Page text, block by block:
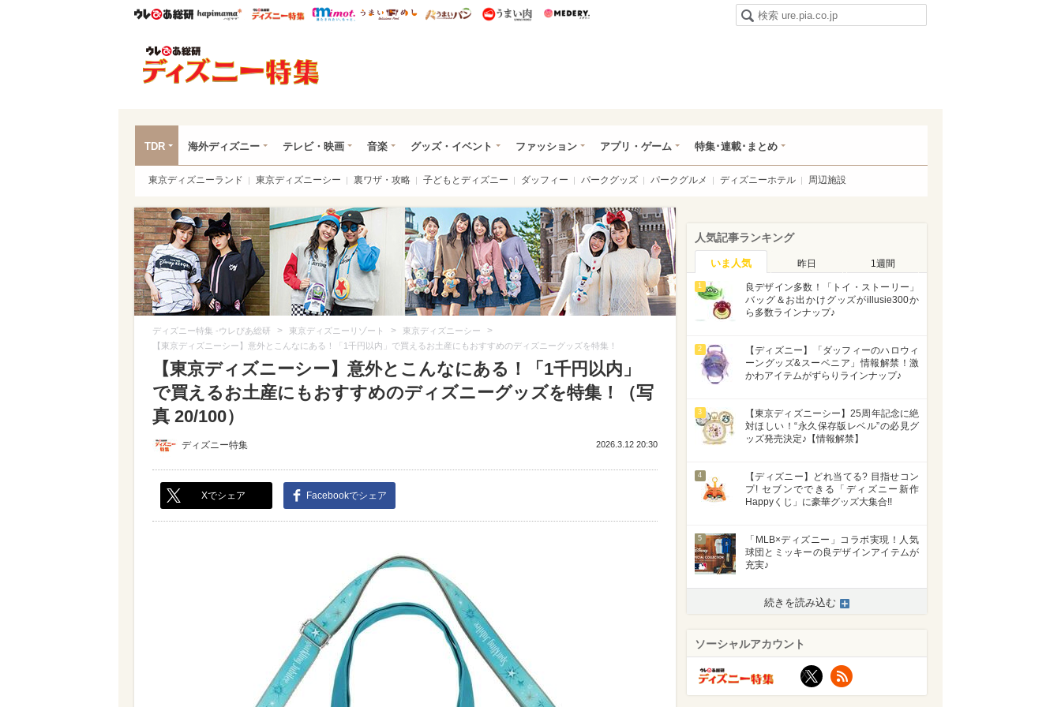
ウレぴあ総研ハピママ* ウレぴあ総研 ディズニー特集
mimot. うまいめし うまいパン うまい肉
TDR 海外ディズニー テレビ・映画 音楽 グッズ・イベント ファッション アプリ・ゲーム 特集･連載･まとめ
東京ディズニーランド 東京ディズニーシー 裏ワザ・攻略 子どもとディズニー ダッフィー パークグッズ パークグルメ ディズニーホテル 周辺施設
ディズニー特集 -ウレぴあ総研 > 東京ディズニーリゾート > 東京ディズニーシー >
【東京ディズニーシー】意外とこんなにある！「1千円以内」で買えるお土産にもおすすめのディズニーグッズを特集！
【東京ディズニーシー】意外とこんなにある！「1千円以内」
で買えるお土産にもおすすめのディズニーグッズを特集！（写
真 20/100）
ディズニー特集 2026.3.12 20:30
Xでシェア Facebookでシェア
人気記事ランキング
いま人気 昨日 1週間
1
良デザイン多数！「トイ・ストーリー」
バッグ＆お出かけグッズがillusie300か
ら多数ラインナップ♪
2
【ディズニー】「ダッフィーのハロウィ
ーングッズ&スーベニア」情報解禁！激
かわアイテムがずらりラインナップ♪
3
【東京ディズニーシー】25周年記念に絶
対ほしい！“永久保存版レベル”の必見グ
ッズ発売決定♪【情報解禁】
4
【ディズニー】どれ当てる? 目指せコン
プ! セブンでできる「ディズニー新作
Happyくじ」に豪華グッズ大集合!!
5
「MLB×ディズニー」コラボ実現！人気
球団とミッキーの良デザインアイテムが
充実♪
続きを読み込む
ソーシャルアカウント
X